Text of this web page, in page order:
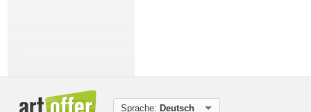
Joerg Peter Hamann
Sprache: Deutsch